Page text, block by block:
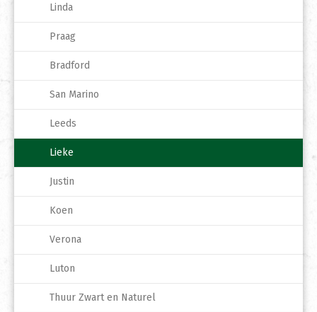
Linda
Praag
Bradford
San Marino
Leeds
Lieke
Justin
Koen
Verona
Luton
Thuur Zwart en Naturel